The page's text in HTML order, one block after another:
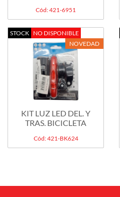
Cód: 421-6951
STOCK NO DISPONIBLE
NOVEDAD
KIT LUZ LED DEL. Y
TRAS. BICICLETA
Cód: 421-BK624